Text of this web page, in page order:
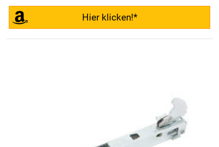
Hier klicken!*